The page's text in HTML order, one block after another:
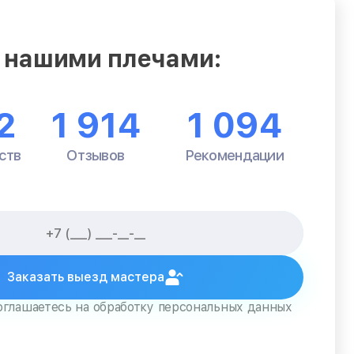
нашими плечами:
1 914
Отзывов
1 094
Рекомендации
Заказать выезд мастера
на обработку персональных данных